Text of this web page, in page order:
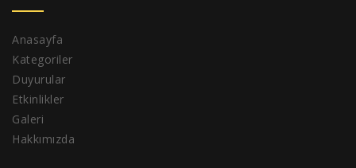
Anasayfa
Kategoriler
Duyurular
Etkinlikler
Galeri
Hakkımızda